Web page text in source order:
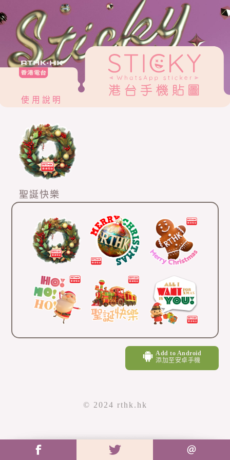
使用說明
聖誕快樂
Add to Android
添加至安卓手機
© 2024 rthk.hk